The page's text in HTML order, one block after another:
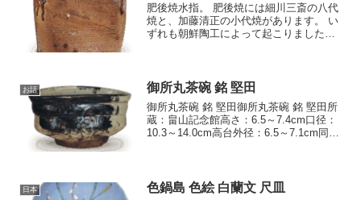
肥後焼水指。 肥後焼には細川三斎の八代
焼と、加藤清正の小代焼があります。 い
ずれも朝鮮陶工によって起こりました。
お話 御所丸茶碗 銘 堅田
御所丸茶碗 銘 堅田御所丸茶碗 銘 堅田所
蔵：畠山記念館高さ：6.5～7.4cm口径：
10.3～14.0cm高台外径：6.5～7.1cm同高
日本 色鍋島 色絵 白蘭文 尺皿